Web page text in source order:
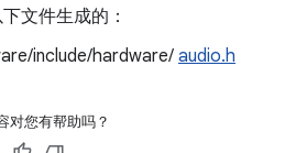
文件生成的：
include/hardware/ audio.h
对您有帮助吗？